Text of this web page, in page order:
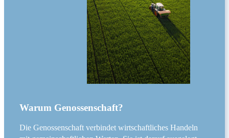
Warum Genossenschaft?
Die Genossenschaft verbindet wirtschaftliches Handeln